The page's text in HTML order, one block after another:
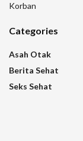
Korban
Categories
Asah Otak
Berita Sehat
Seks Sehat